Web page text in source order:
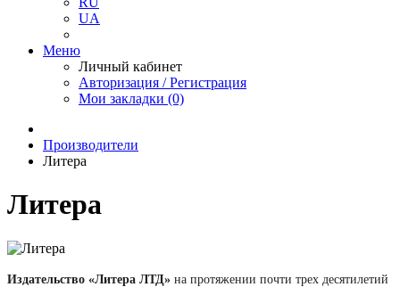
UA
Меню
Личный кабинет
Авторизация / Регистрация
Мои закладки (0)
Производители
Литера
Литера
Издательство «Литера ЛТД» на протяжении почти трех десятилетий